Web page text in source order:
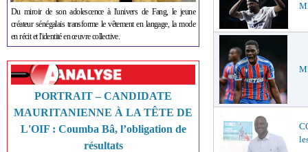
Du miroir de son adolescence à l'univers de Fang, le jeune
créateur sénégalais transforme le vêtement en langage, la mode
en récit et l'identité en œuvre collective.
PORTRAIT – CANDIDATE
MAURITANIENNE À LA TÊTE DE
L'OIF : Coumba Bâ, l’obligation de
résultats